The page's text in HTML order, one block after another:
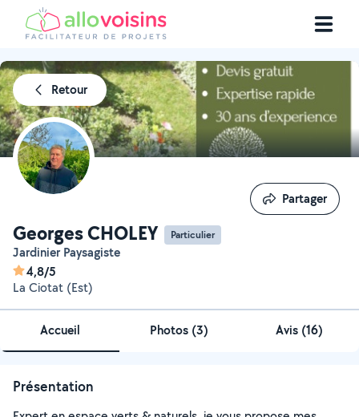
Retour
Georges CHOLEY Particulier
Jardinier Paysagiste
4,8/5
La Ciotat (Est)
Partager
Partager
Accueil Photos (3) Avis (16)
Présentation